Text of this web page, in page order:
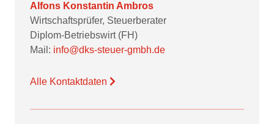
Alfons Konstantin Ambros
Wirtschaftsprüfer, Steuerberater
Diplom-Betriebswirt (FH)
Mail: info@dks-steuer-gmbh.de
Alle Kontaktdaten